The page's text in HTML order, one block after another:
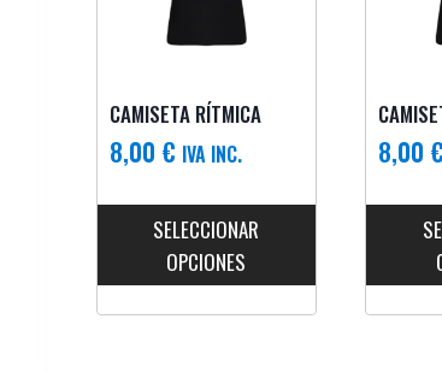
CAMISETA RÍTMICA
8,00 € IVA INC.
SELECCIONAR
OPCIONES
8,00 €